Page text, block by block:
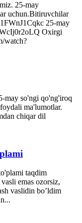
25-may
uchun.Bitiruvchilar
25-may
Oxirgi
watch?
may so'ngi qo'ng'iroq
ma'lumotlar.
chiqar dil
taqdim
emas ozorsiz,
vaslidin bo’ldim